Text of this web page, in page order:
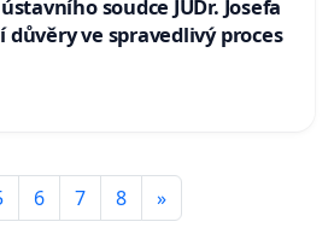
soudce JUDr. Josefa
důvěry ve spravedlivý proces
6 7 8 »